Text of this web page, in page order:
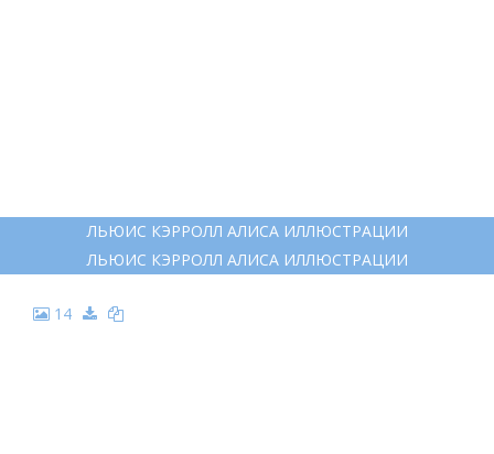
ЛЬЮИС КЭРРОЛЛ АЛИСА ИЛЛЮСТРАЦИИ
ЛЬЮИС КЭРРОЛЛ АЛИСА ИЛЛЮСТРАЦИИ
14